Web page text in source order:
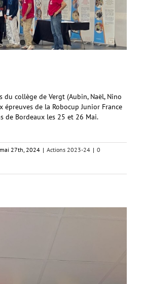
du collège de Vergt (Aubin, Naël, Nino
épreuves de la Robocup Junior France
de Bordeaux les 25 et 26 Mai.
mai 27th, 2024 | Actions 2023-24 | 0